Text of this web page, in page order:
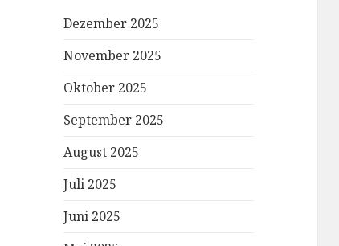
Dezember 2025
November 2025
Oktober 2025
September 2025
August 2025
Juli 2025
Juni 2025